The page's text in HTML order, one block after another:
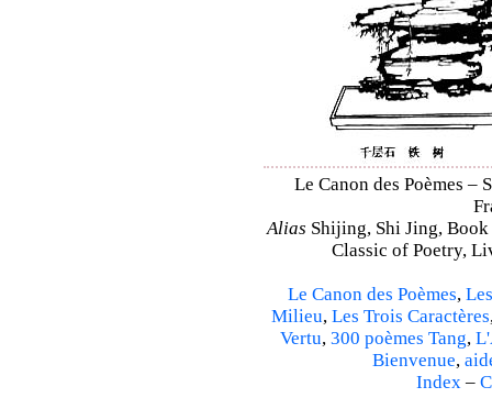
Le Canon des Poèmes
Alias Shijing, Shi Jing,
Classic of Poetry,
Le Canon des Poèmes,
Milieu, Les Trois Caractères
Vertu, 300 poèmes Tang,
Bienvenue,
Index –